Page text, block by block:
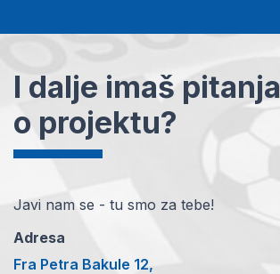
I dalje imaš pitanja
o projektu?
Javi nam se - tu smo za tebe!
Adresa
Fra Petra Bakule 12,